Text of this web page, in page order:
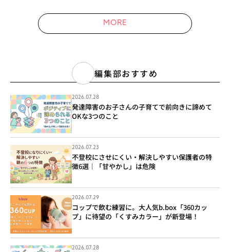
MORE
編集部おすすめ
2026.07.28
発達障害のお子さんの子育てで前向きに諦めて
OKな3つのこと
2026.07.23
不登校にさせにくい・解決しやすい保護者の特
徴6選｜「甘やかし」は危険
2026.07.29
コップで飲む練習に。大人気b.box「360カッ
プ」に待望の「くすみカラー」が新登場！
2026.07.28